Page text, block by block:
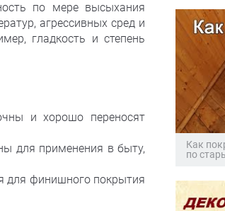
по мере высыхания
агрессивных сред и
гладкость и степень
и хорошо переносят
для применения в быту,
для финишного покрытия
Как
по